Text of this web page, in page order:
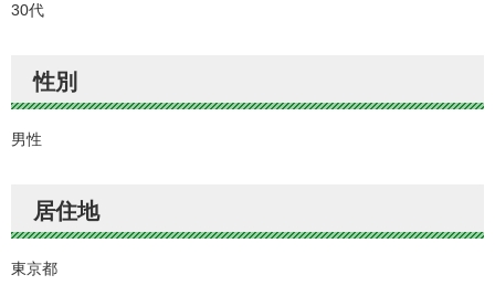
30代
性別
男性
居住地
東京都